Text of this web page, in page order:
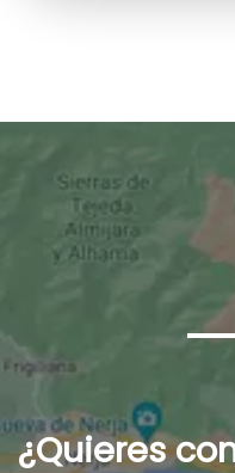
¿Quieres